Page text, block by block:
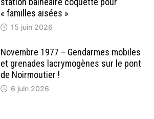
« familles aisées »
15 juin 2026
Novembre 1977 – Gendarmes mobiles
et grenades lacrymogènes sur le pont
de Noirmoutier !
6 juin 2026